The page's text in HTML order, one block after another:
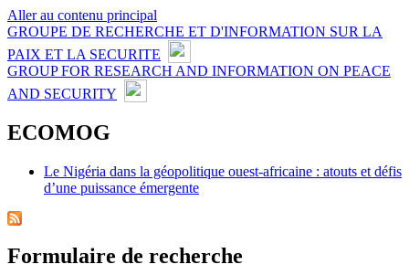
Aller au contenu principal
GROUPE DE RECHERCHE ET D'INFORMATION SUR LA
PAIX ET LA SECURITE
GROUP FOR RESEARCH AND INFORMATION ON PEACE
AND SECURITY
ECOMOG
Le Nigéria dans la géopolitique ouest-africaine : atouts et défis
d’une puissance émergente
Formulaire de recherche